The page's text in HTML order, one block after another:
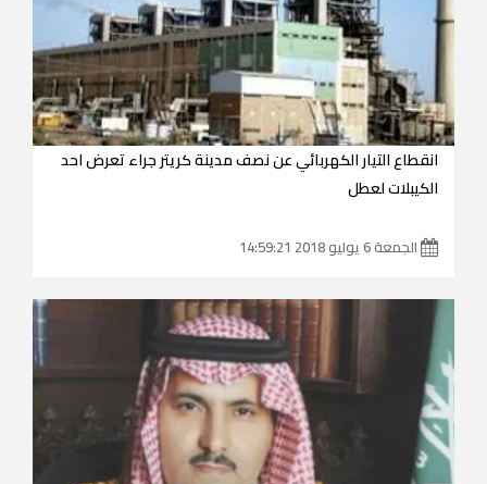
انقطاع التيار الكهربائي عن نصف مدينة كريتر جراء تعرض احد
الكيبلات لعطل
الجمعة 6 يوليو 2018 14:59:21